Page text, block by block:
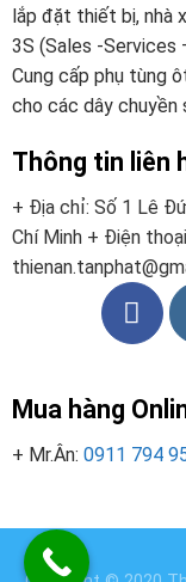
lắp đặt thiết bị, nhà
3S (Sales -Services
Cung cấp phụ tùng
cho các dây chuyền
Thông tin liên
+ Địa chỉ: Số 1 Lê
Chí Minh + Điện
Mua hàng
+ Mr.Ân: 0911 794